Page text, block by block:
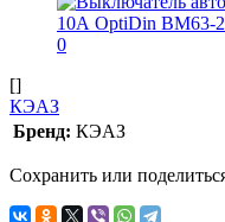
[]
КЭАЗ
Бренд: КЭАЗ
Сохранить или